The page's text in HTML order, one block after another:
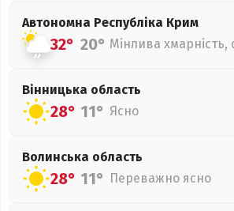
Автономна Республіка Крим
32° 20° Мінлива
Вінницька область
28° 11° Ясно
Волинська область
28° 11° Переважно ясно